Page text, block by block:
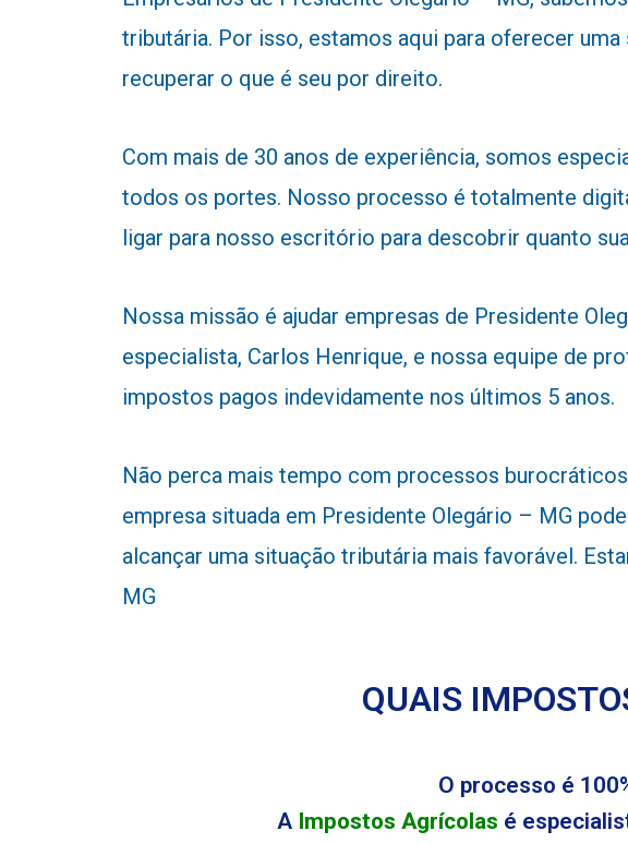
tributária. Por isso, estamos aqui para oferecer
recuperar o que é seu por direito.
Com mais de 30 anos de experiência, somos
todos os portes. Nosso processo é totalmente
ligar para nosso escritório para descobrir quanto
Nossa missão é ajudar empresas de Presidente
especialista, Carlos Henrique, e nossa equipe de
impostos pagos indevidamente nos últimos 5 anos.
Não perca mais tempo com processos
empresa situada em Presidente Olegário – MG
alcançar uma situação tributária mais favorável.
MG
QUAIS
O processo é
A Impostos Agrícolas é